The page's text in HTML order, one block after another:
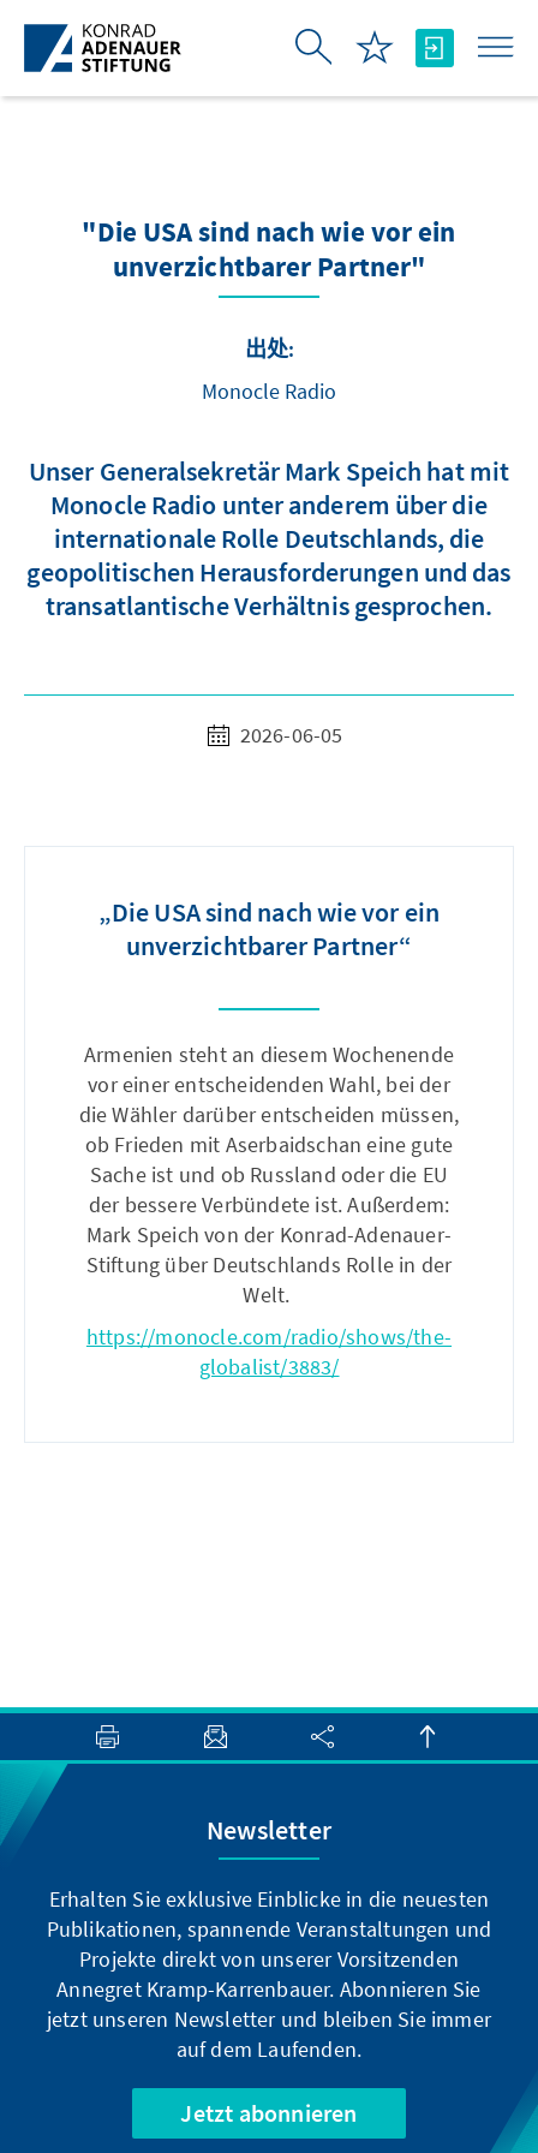
跳转到主内容
"Die USA sind nach wie vor ein
unverzichtbarer Partner"
出处:
Monocle Radio
Unser Generalsekretär Mark Speich hat mit
Monocle Radio unter anderem über die
internationale Rolle Deutschlands, die
geopolitischen Herausforderungen und das
transatlantische Verhältnis gesprochen.
2026-06-05
„Die USA sind nach wie vor ein
unverzichtbarer Partner“
Armenien steht an diesem Wochenende
vor einer entscheidenden Wahl, bei der
die Wähler darüber entscheiden müssen,
ob Frieden mit Aserbaidschan eine gute
Sache ist und ob Russland oder die EU
der bessere Verbündete ist. Außerdem:
Mark Speich von der Konrad-Adenauer-
Stiftung über Deutschlands Rolle in der
Welt.
https://monocle.com/radio/shows/the-
globalist/3883/
Newsletter
Erhalten Sie exklusive Einblicke in die neuesten
Publikationen, spannende Veranstaltungen und
Projekte direkt von unserer Vorsitzenden
Annegret Kramp-Karrenbauer. Abonnieren Sie
jetzt unseren Newsletter und bleiben Sie immer
auf dem Laufenden.
Jetzt abonnieren